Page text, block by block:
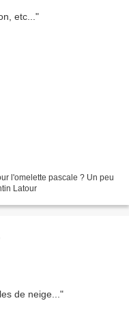
l'omelette pascale ? Un peu
Latour